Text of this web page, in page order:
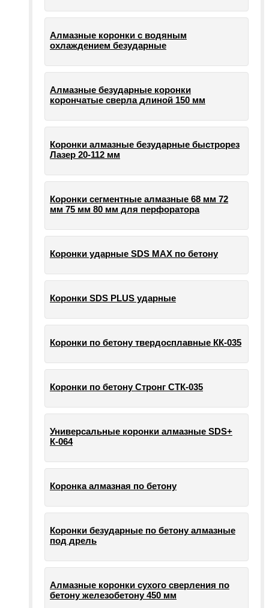
Алмазные коронки с водяным
охлаждением безударные
Алмазные безударные коронки
корончатые сверла длиной 150 мм
Коронки алмазные безударные быстрорез
Лазер 20-112 мм
Коронки сегментные алмазные 68 мм 72
мм 75 мм 80 мм для перфоратора
Коронки ударные SDS MAX по бетону
Коронки SDS PLUS ударные
Коронки по бетону твердосплавные КК-035
Коронки по бетону Стронг СТК-035
Универсальные коронки алмазные SDS+
К-064
Коронка алмазная по бетону
Коронки безударные по бетону алмазные
под дрель
Алмазные коронки сухого сверления по
бетону железобетону 450 мм